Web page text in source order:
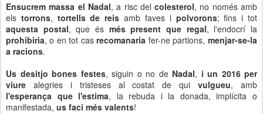
Ensucrem massa el Nadal, a risc delcolesterol, no només amb
els torrons, tortells de reis amb faves i polvorons; fins i tot
aquesta postal, que és més present que regal, l'endocrí la
prohibiria, o en tot casrecomanaria fer-ne partions, menjar-se-la
a racions.
Us desitjo bones festes, siguin o no de Nadal, i un 2016 per
viure alegries i tristeses al costat de quivulgueu, amb
l'esperança que l'estima, la rebuda i la donada, implícita o
manifestada, us faci més valents!